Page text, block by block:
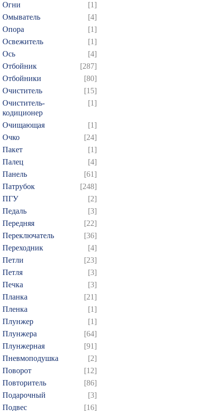
Огни
[1]
Омыватель
[4]
Опора
[1]
Освежитель
[1]
Ось
[4]
Отбойник
[287]
Отбойники
[80]
Очиститель
[15]
Очиститель-
кодиционер
[1]
Очищающая
[1]
Очко
[24]
Пакет
[1]
Палец
[4]
Панель
[61]
Патрубок
[248]
ПГУ
[2]
Педаль
[3]
Передняя
[22]
Переключатель
[36]
Переходник
[4]
Петли
[23]
Петля
[3]
Печка
[3]
Планка
[21]
Пленка
[1]
Плунжер
[1]
Плунжера
[64]
Плунжерная
[91]
Пневмоподушка
[2]
Поворот
[12]
Повторитель
[86]
Подарочный
[3]
Подвес
[16]